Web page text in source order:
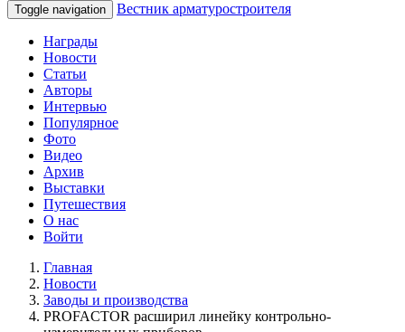
Toggle navigation Вестник арматуростроителя
Награды
Новости
Статьи
Авторы
Интервью
Популярное
Фото
Видео
Архив
Выставки
Путешествия
О нас
Войти
Главная
Новости
Заводы и производства
PROFACTOR расширил линейку контрольно-